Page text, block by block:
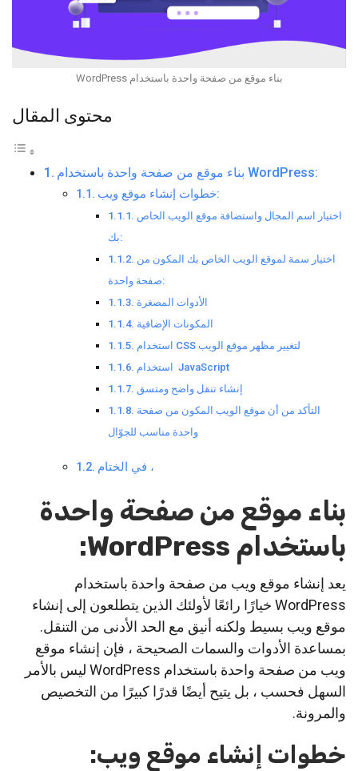
بناء موقع من صفحة واحدة باستخدام WordPress
محتوى المقال
بناء موقع من صفحة واحدة باستخدام WordPress:
خطوات إنشاء موقع ويب:
اختيار اسم المجال واستضافة موقع الويب الخاص
بك:
اختيار سمة لموقع الويب الخاص بك المكون من
صفحة واحدة:
الأدوات المصغرة
المكونات الإضافية
استخدام CSS لتغيير مظهر موقع الويب
استخدام JavaScript
إنشاء تنقل واضح ومتسق
التأكد من أن موقع الويب المكون من صفحة
واحدة مناسب للجوّال
في الختام ،
بناء موقع من صفحة واحدة
باستخدام WordPress:
يعد إنشاء موقع ويب من صفحة واحدة باستخدام
WordPress خيارًا رائعًا لأولئك الذين يتطلعون إلى إنشاء
موقع ويب بسيط ولكنه أنيق مع الحد الأدنى من التنقل.
بمساعدة الأدوات والسمات الصحيحة ، فإن إنشاء موقع
ويب من صفحة واحدة باستخدام WordPress ليس بالأمر
السهل فحسب ، بل يتيح أيضًا قدرًا كبيرًا من التخصيص
والمرونة.
خطوات إنشاء موقع ويب: